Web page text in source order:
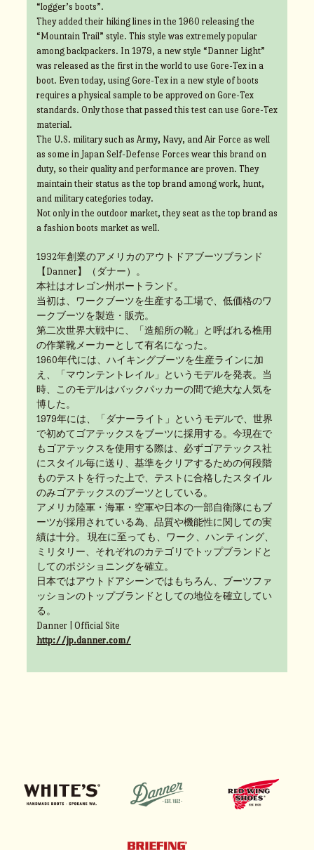
“logger’s boots”.
They added their hiking lines in the 1960 releasing the
“Mountain Trail” style. This style was extremely popular
among backpackers. In 1979, a new style “Danner Light”
was released as the first in the world to use Gore-Tex in a
boot. Even today, using Gore-Tex in a new style of boots
requires a physical sample to be approved on Gore-Tex
standards. Only those that passed this test can use Gore-Tex
material.
The U.S. military such as Army, Navy, and Air Force as well
as some in Japan Self-Defense Forces wear this brand on
duty, so their quality and performance are proven. They
maintain their status as the top brand among work, hunt,
and military categories today.
Not only in the outdoor market, they seat as the top brand as
a fashion boots market as well.
1932年創業のアメリカのアウトドアブーツブランド
【Danner】（ダナー）。
本社はオレゴン州ポートランド。
当初は、ワークブーツを生産する工場で、低価格のワ
ークブーツを製造・販売。
第二次世界大戦中に、「造船所の靴」と呼ばれる樵用
の作業靴メーカーとして有名になった。
1960年代には、ハイキングブーツを生産ラインに加
え、「マウンテントレイル」というモデルを発表。当
時、このモデルはバックパッカーの間で絶大な人気を
博した。
1979年には、「ダナーライト」というモデルで、世界
で初めてゴアテックスをブーツに採用する。今現在で
もゴアテックスを使用する際は、必ずゴアテックス社
にスタイル毎に送り、基準をクリアするための何段階
ものテストを行った上で、テストに合格したスタイル
のみゴアテックスのブーツとしている。
アメリカ陸軍・海軍・空軍や日本の一部自衛隊にもブ
ーツが採用されている為、品質や機能性に関しての実
績は十分。 現在に至っても、ワーク、ハンティング、
ミリタリー、それぞれのカテゴリでトップブランドと
してのポジショニングを確立。
日本ではアウトドアシーンではもちろん、ブーツファ
ッションのトップブランドとしての地位を確立してい
る。
Danner | Official Site
http://jp.danner.com/